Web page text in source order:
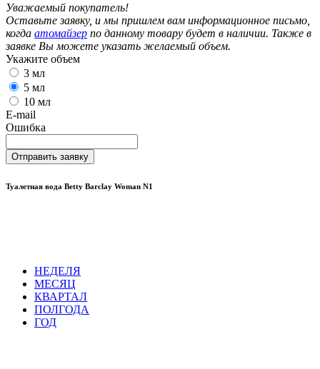
Уважаемый покупатель!
Оставьте заявку, и мы пришлем вам информационное письмо,
когда атомайзер по данному товару будет в наличии. Также в
заявке Вы можете указать желаемый объем.
Укажите объем
3 мл
5 мл
10 мл
E-mail
Ошибка
Отправить заявку
Туалетная вода Betty Barclay Woman N1
НЕДЕЛЯ
МЕСЯЦ
КВАРТАЛ
ПОЛГОДА
ГОД